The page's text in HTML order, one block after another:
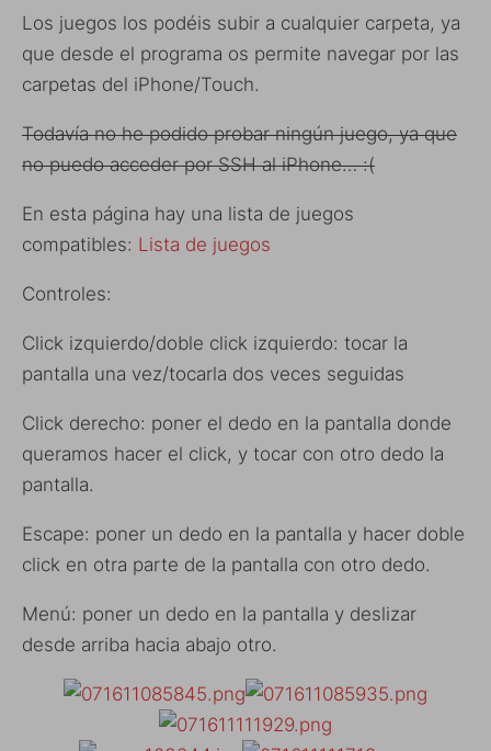
Los juegos los podéis subir a cualquier carpeta, ya
que desde el programa os permite navegar por las
carpetas del iPhone/Touch.
Todavía no he podido probar ningún juego, ya que
no puedo acceder por SSH al iPhone… :(
En esta página hay una lista de juegos
compatibles: Lista de juegos
Controles:
Click izquierdo/doble click izquierdo: tocar la
pantalla una vez/tocarla dos veces seguidas
Click derecho: poner el dedo en la pantalla donde
queramos hacer el click, y tocar con otro dedo la
pantalla.
Escape: poner un dedo en la pantalla y hacer doble
click en otra parte de la pantalla con otro dedo.
Menú: poner un dedo en la pantalla y deslizar
desde arriba hacia abajo otro.